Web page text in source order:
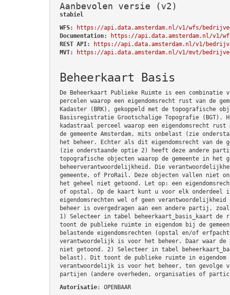
Aanbevolen versie (v2)
stabiel
WFS:
https://api.data.amsterdam.nl/v1/wfs/
Documentation:
https://api.data.amsterdam.nl/v1/
REST API:
https://api.data.amsterdam.nl/v1/
MVT:
https://api.data.amsterdam.nl/v1/mvt/
Beheerkaart Basis
De Beheerkaart Publieke Ruimte is een
percelen waarop een eigendomsrecht rust van de
Kadaster (BRK), gekoppeld met de topografische
Basisregistratie Grootschalige Topografie (BGT).
kadastraal perceel waarop een eigendomsrecht
de gemeente Amsterdam, mits onbelast (zie
het beheer. Echter als dit eigendomsrecht van de
(zie onderstaande optie 2) heeft deze andere
topografische objecten waarop de gemeente in het
beheerverantwoordelijkheid. Die
gemeente, of ProRail. Deze objecten vallen niet
het geheel niet getoond. Let op: een
of opstal. Op de kaart kunt u voor elk onderdeel in
eigendomsrechten wel of geen
beheer is overgedragen aan een andere partij,
1) Selecteer in tabel beheerkaart_basis_kaart
toont de publieke ruimte in eigendom bij de
belastende eigendomsrechten (opstal en/of
verantwoordelijk is voor het beheer. Daar waar
niet getoond. 2) Selecteer in tabel
belast). Dit toont de publieke ruimte in eigendom
verantwoordelijk is voor het beheer, ten gevolge
partijen (andere overheden, organisaties of
Autorisatie: OPENBAAR